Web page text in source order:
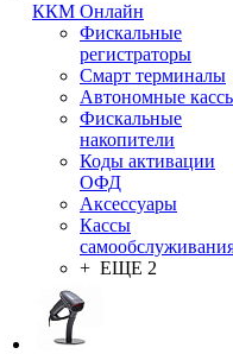
ККМ Онлайн
Фискальные
регистраторы
Смарт терминалы
Автономные
Фискальные
накопители
Коды активации
ОФД
Аксессуары
Кассы
+ ЕЩЕ 2